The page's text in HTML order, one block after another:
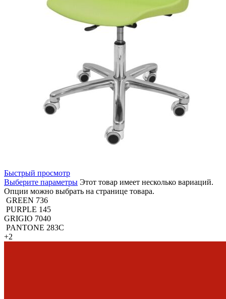
Быстрый просмотр
Выберите параметры Этот товар имеет несколько вариаций.
Опции можно выбрать на странице товара.
GREEN 736
PURPLE 145
GRIGIO 7040
PANTONE 283C
+2